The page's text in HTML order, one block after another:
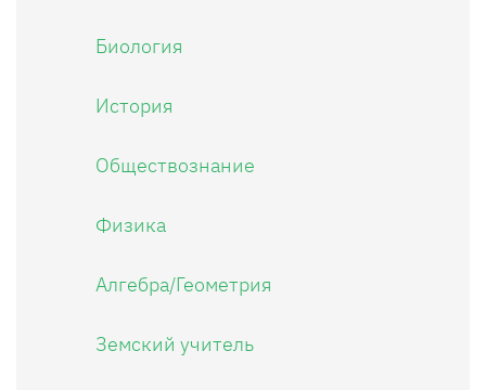
Биология
История
Обществознание
Физика
Алгебра/Геометрия
Земский учитель